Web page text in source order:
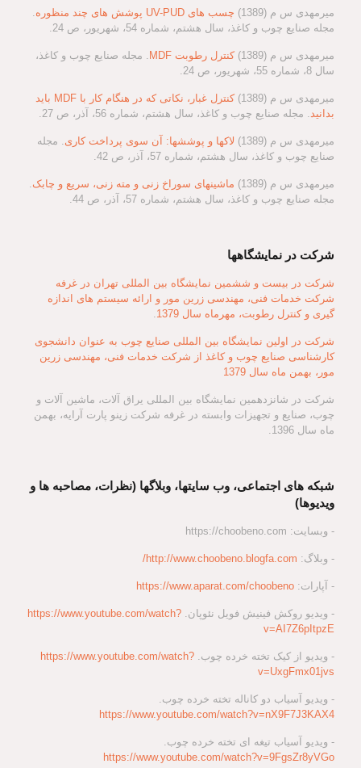
میرمهدی س م (1389) چسب های UV-PUD پوشش های چند منظوره
.
مجله صنایع چوب و کاغذ، سال هشتم، شماره 54، شهریور، ص 24.
میرمهدی س م (1389) کنترل رطوبت MDF
. مجله صنایع چوب و کاغذ،
سال 8، شماره 55، شهریور، ص 24.
میرمهدی س م (1389)
کنترل غبار، نکاتی که در هنگام کار با MDF باید
بدانید. مجله صنایع چوب و کاغذ، سال هشتم، شماره 56، آذر، ص 27.
میرمهدی س م (1389) لاکها و پوششها: آن سوی پرداخت کاری. مجله
صنایع چوب و کاغذ، سال هشتم، شماره 57، آذر، ص 42.
میرمهدی س م (1389) ماشینهای سوراخ زنی و مته زنی، سریع و چابک.
مجله صنایع چوب و کاغذ، سال هشتم، شماره 57، آذر، ص 44.
شرکت در نمایشگاهها
شرکت در بیست و ششمین نمایشگاه بین المللی تهران در غرفه
شرکت خدمات فنی، مهندسی زرین مور و ارائه سیستم های اندازه
گیری و کنترل رطوبت، مهرماه سال 1379
.
شرکت در اولین نمایشگاه بین المللی صنایع چوب به عنوان دانشجوی
کارشناسی صنایع چوب و کاغذ از شرکت خدمات فنی، مهندسی زرین
مور، بهمن ماه سال 1379
شرکت در شانزدهمین نمایشگاه بین المللی یراق آلات، ماشین آلات و
چوب، صنایع و تجهیزات وابسته در غرفه شرکت زینو پارت آرایه، بهمن
ماه سال 1396.
شبکه های اجتماعی، وب سایتها، وبلاگها (نظرات، مصاحبه ها و
ویدیوها)
- وبسایت: https://choobeno.com
- وبلاگ: http://www.choobeno.blogfa.com/
- آپارات: https://www.aparat.com/choobeno
- ویدیو روکش فینیش فویل نئوپان. https://www.youtube.com/watch?
v=AI7Z6pItpzE
- ویدیو از کیک تخته خرده چوب. https://www.youtube.com/watch?
v=UxgFmx01jvs
- ویدیو آسیاب دو کاناله تخته خرده چوب.
https://www.youtube.com/watch?v=nX9F7J3KAX4
- ویدیو آسیاب تیغه ای تخته خرده چوب.
https://www.youtube.com/watch?v=9FgsZr8yVGo